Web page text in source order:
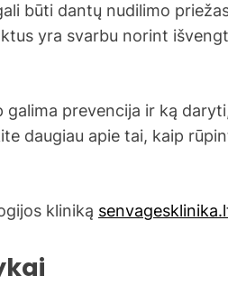
būti dantų nudilimo
yra svarbu norint
galima prevencija ir ką
daugiau apie tai, kaip
kliniką